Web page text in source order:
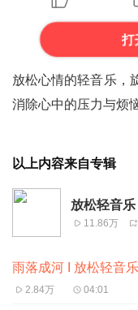
打
放松心情的轻音乐，
消除心中的压力与烦
以上内容来自专辑
放松轻音
11.86万
雨落成河 I 放松轻音乐
2.84万 04:01